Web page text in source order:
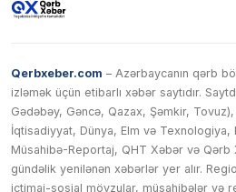
Qerbxeber.com – Azərbaycanın qərb
izləmək üçün etibarlı xəbər saytıdır.
Gədəbəy, Gəncə, Qazax, Şəmkir,
İqtisadiyyat, Dünya, Elm və Texnologiya,
Müsahibə-Reportaj, QHT Xəbər və
gündəlik yenilənən xəbərlər yer alır.
ictimai-sosial mövzular, müsahibələr və